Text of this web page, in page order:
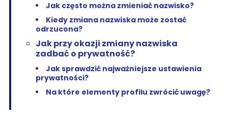
Jak często można zmieniać nazwisko?
Kiedy zmiana nazwiska może zostać
odrzucona?
Jak przy okazji zmiany nazwiska
zadbać o prywatność?
Jak sprawdzić najważniejsze ustawienia
prywatności?
Na które elementy profilu zwrócić uwagę?